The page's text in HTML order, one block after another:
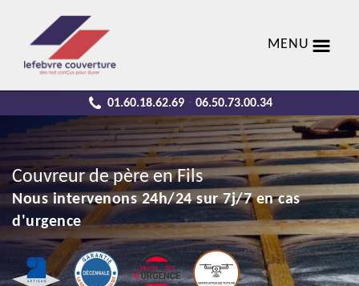
MENU
01.60.18.62.69 - 06.50.73.00.34
Couvreur de père en Fils
Nous intervenons 24h/24 sur 7j/7 en cas
d'urgence